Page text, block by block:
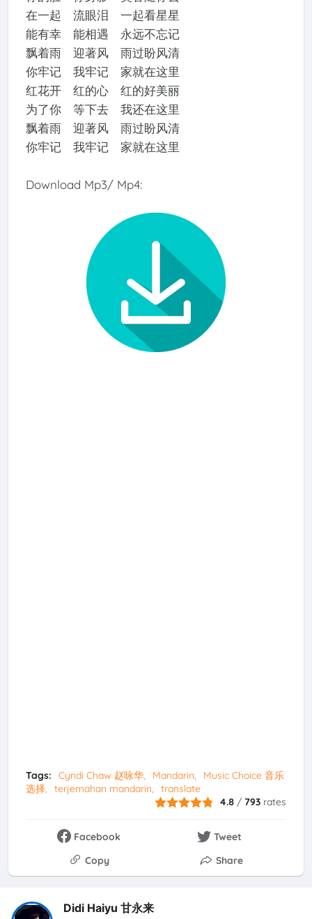
在一起 流眼泪 一起看星星
能有幸 能相遇 永远不忘记
飘着雨 迎著风 雨过盼风清
你牢记 我牢记 家就在这里
红花开 红的心 红的好美丽
为了你 等下去 我还在这里
飘着雨 迎著风 雨过盼风清
你牢记 我牢记 家就在这里
Download Mp3/ Mp4:
Tags: Cyndi Chaw 赵咏华 Mandarin
Music Choice 音乐
选择
terjemahan mandarin
translate
4.8 / 793 rates
Facebook
Tweet
Copy
Share
Didi Haiyu 甘永来